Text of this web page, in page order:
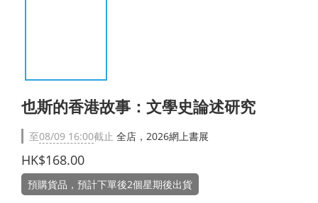
也斯的香港故事：文學史論述研究
至08/09 16:00截止 全店，2026網上書展
HK$168.00
預購貨品，預計下單後2個星期後出貨